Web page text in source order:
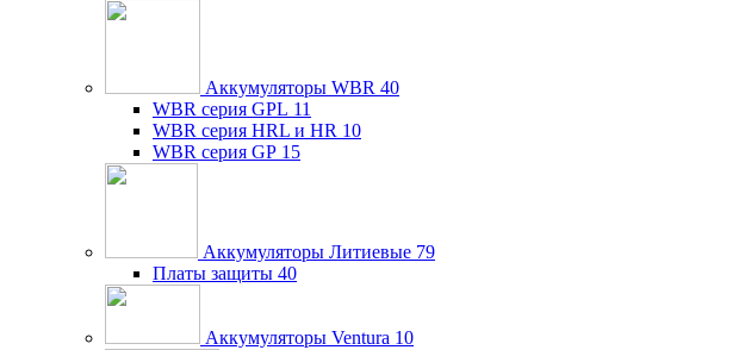
Аккумуляторы WBR 40
WBR серия GPL 11
WBR серия HRL и HR 10
WBR серия GP 15
Аккумуляторы Литиевые 79
Платы защиты 40
Аккумуляторы Ventura 10